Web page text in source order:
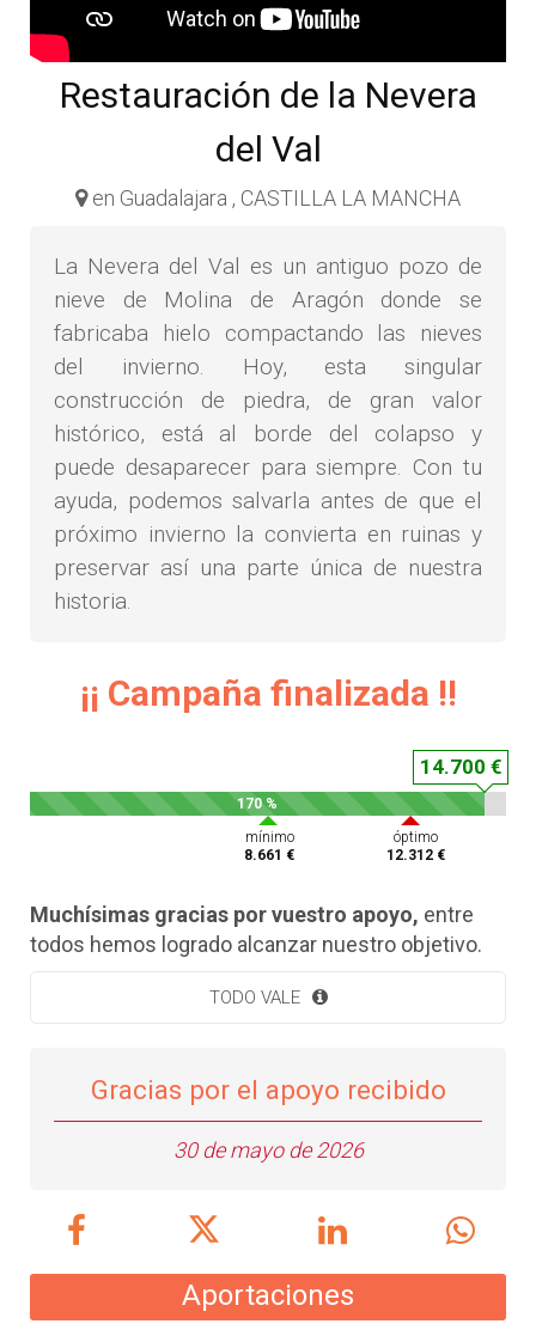
Restauración de la Nevera
del Val
en Guadalajara , CASTILLA LA MANCHA
La Nevera del Val es un antiguo pozo de
nieve de Molina de Aragón donde se
fabricaba hielo compactando las nieves
del invierno. Hoy, esta singular
construcción de piedra, de gran valor
histórico, está al borde del colapso y
puede desaparecer para siempre. Con tu
ayuda, podemos salvarla antes de que el
próximo invierno la convierta en ruinas y
preservar así una parte única de nuestra
historia.
¡¡ Campaña finalizada !!
14.700 €
170 %
mínimo
8.661 €
óptimo
12.312 €
Muchísimas gracias por vuestro apoyo, entre
todos hemos logrado alcanzar nuestro objetivo.
TODO VALE
Gracias por el apoyo recibido
30 de mayo de 2026
Aportaciones